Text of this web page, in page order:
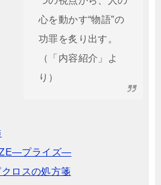
心を動かす“物語”の
功罪を炙り出す。
（「内容紹介」よ
り）
プライズ―
ロスの処方箋